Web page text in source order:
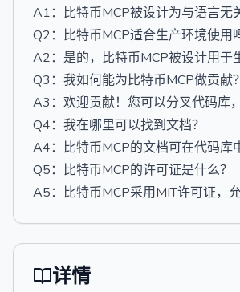
A1：比特币MCP被设计为与语言无
Q2：比特币MCP适合生产环境使用
A2：是的，比特币MCP被设计用于
Q3：我如何能为比特币MCP做贡献？
A3：欢迎贡献！您可以分叉代码库
Q4：我在哪里可以找到文档？
A4：比特币MCP的文档可在代码库
Q5：比特币MCP的许可证是什么？
A5：比特币MCP采用MIT许可证，
详情